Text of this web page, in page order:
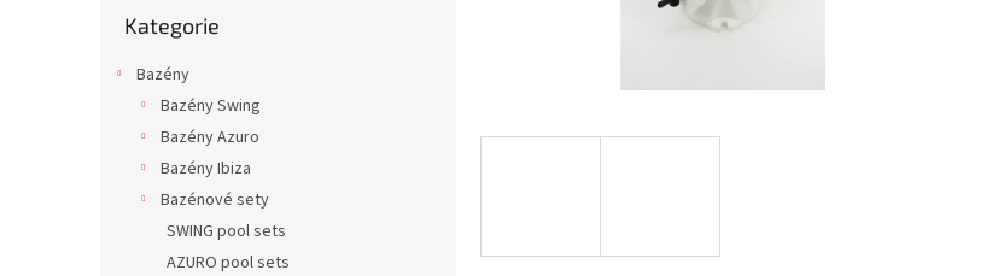
kategorie
Kategorie
Bazény
Bazény Swing
Bazény Azuro
Bazény Ibiza
Bazénové sety
SWING pool sets
AZURO pool sets